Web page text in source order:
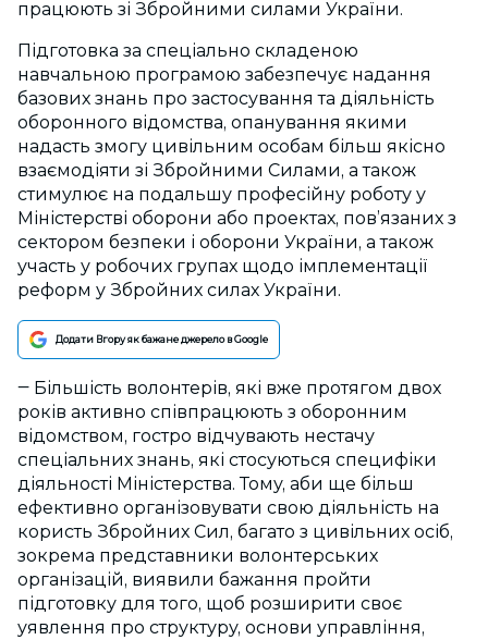
працюють зі Збройними силами України.
Підготовка за спеціально складеною
навчальною програмою забезпечує надання
базових знань про застосування та діяльність
оборонного відомства, опанування якими
надасть змогу цивільним особам більш якісно
взаємодіяти зі Збройними Силами, а також
стимулює на подальшу професійну роботу у
Міністерстві оборони або проектах, пов’язаних з
сектором безпеки і оборони України, а також
участь у робочих групах щодо імплементації
реформ у Збройних силах України.
Додати Вгору як бажане джерело в Google
‒ Більшість волонтерів, які вже протягом двох
років активно співпрацюють з оборонним
відомством, гостро відчувають нестачу
спеціальних знань, які стосуються специфіки
діяльності Міністерства. Тому, аби ще більш
ефективно організовувати свою діяльність на
користь Збройних Сил, багато з цивільних осіб,
зокрема представники волонтерських
організацій, виявили бажання пройти
підготовку для того, щоб розширити своє
уявлення про структуру, основи управління,